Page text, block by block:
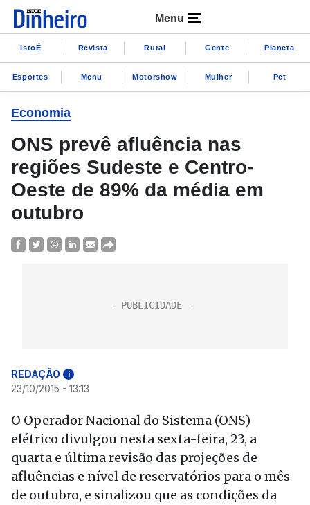
Menu
IstoÉ Revista Rural Gente Planeta
Esportes Menu Motorshow Mulher Pet
Economia
ONS prevê afluência nas
regiões Sudeste e Centro-
Oeste de 89% da média em
outubro
REDAÇÃO i
23/10/2015 - 13:13
O Operador Nacional do Sistema (ONS)
elétrico divulgou nesta sexta-feira, 23, a
quarta e última revisão das projeções de
afluências e nível de reservatórios para o mês
de outubro, e sinalizou que as condições da